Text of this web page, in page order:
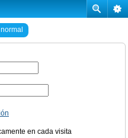
en cada visita